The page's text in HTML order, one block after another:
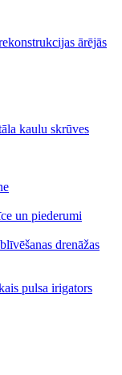
ārējās
kaulu skrūves
un piederumi
drenāžas
pulsa irigators